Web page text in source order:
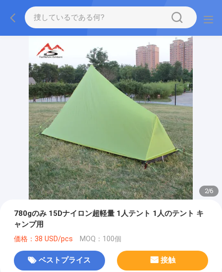
2/6
780gのみ 15Dナイロン超軽量 1人テント 1人のテント キ
ャンプ用
価格：38 USD/pcs MOQ：100個
ベストプライス 接触